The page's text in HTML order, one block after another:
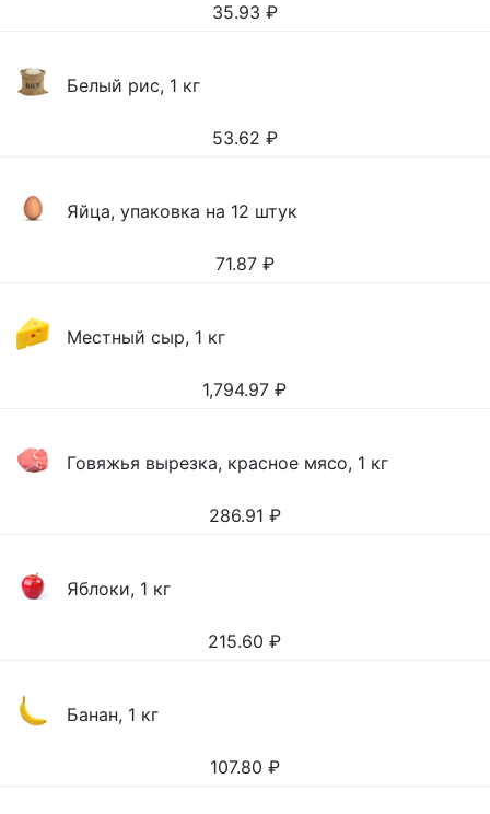
35.93 ₽
Белый рис, 1 кг
53.62 ₽
Яйца, упаковка на 12 штук
71.87 ₽
Местный сыр, 1 кг
1,794.97 ₽
Говяжья вырезка, красное мясо, 1 кг
286.91 ₽
Яблоки, 1 кг
215.60 ₽
Банан, 1 кг
107.80 ₽